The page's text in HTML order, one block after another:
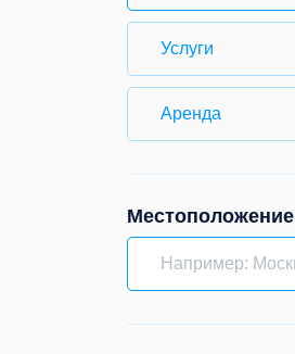
Услуги
Аренда
Местоположение